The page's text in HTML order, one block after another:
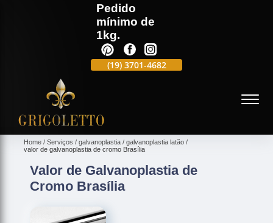
Pedido
mínimo de
1kg.
(19) 3701-4682 (19)
Home Serviços galvanoplastia
galvanoplastia latão
valor de galvanoplastia de cromo Brasília
Valor de Galvanoplastia de
Cromo Brasília